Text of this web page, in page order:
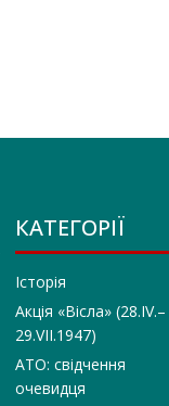
КАТЕГОРІЇ
Історія
Акція «Вісла» (28.IV.–
29.VII.1947)
АТО: свідчення
очевидця